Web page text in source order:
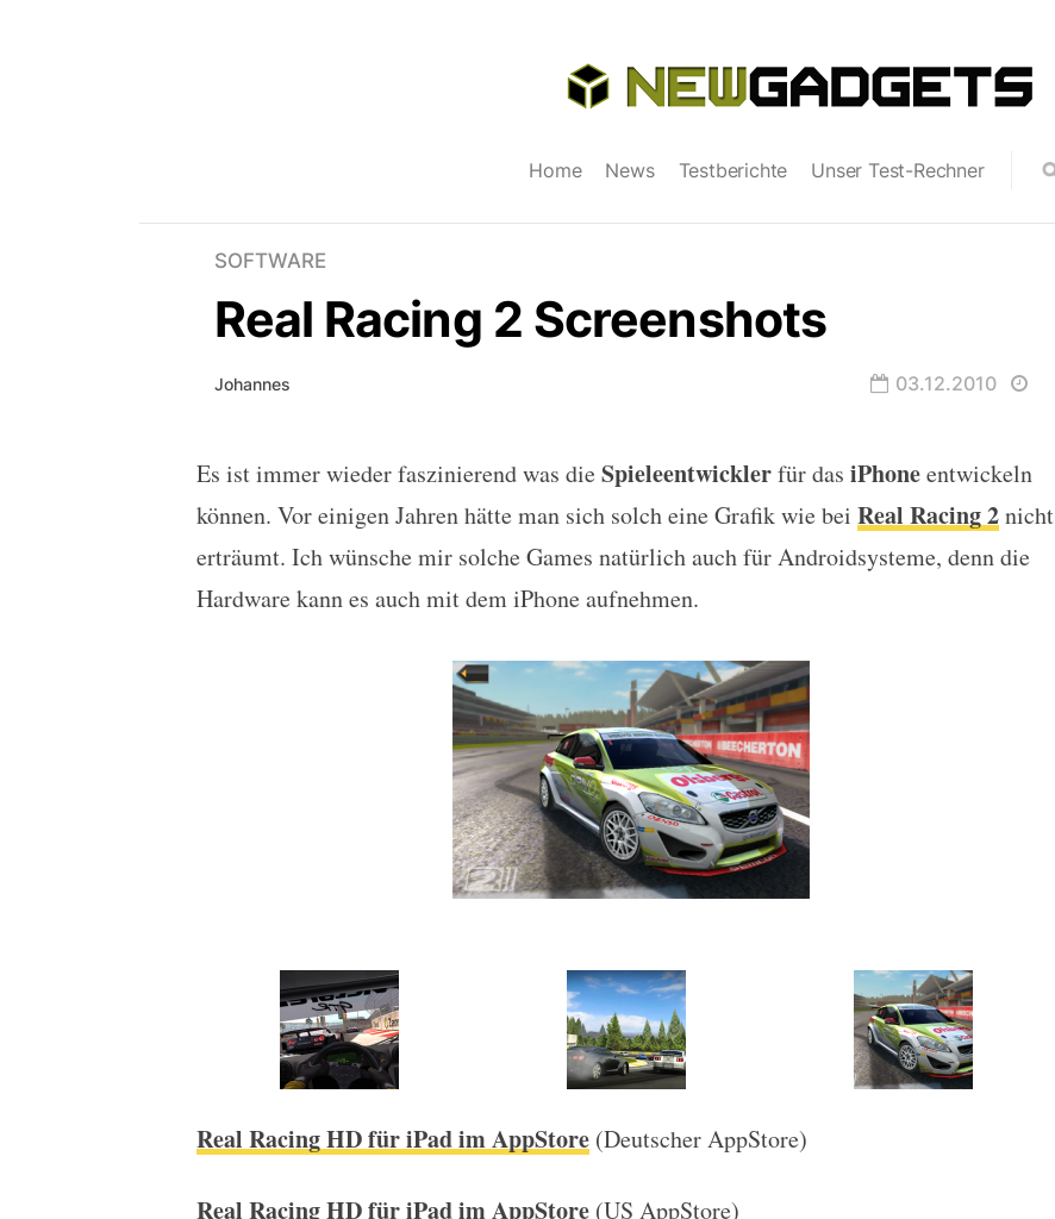
Home News Testberichte Unser Test-Rechner
SOFTWARE
Real Racing 2 Screenshots
Johannes 03.12.2010
Real Racing 2 Screenshots
Es ist immer wieder faszinierend was dieSpieleentwicklerfür das iPhoneentwickeln
können. Vor einigen Jahren hätte man sich solch eine Grafik wie bei Real Racing 2nicht
erträumt. Ich wünsche mir solche Games natürlich auch für Androidsysteme, denn die
Hardware kann es auch mit dem iPhone aufnehmen.
Real Racing HD für iPad im AppStore(Deutscher AppStore)
Real Racing HD für iPad im AppStore(US AppStore)